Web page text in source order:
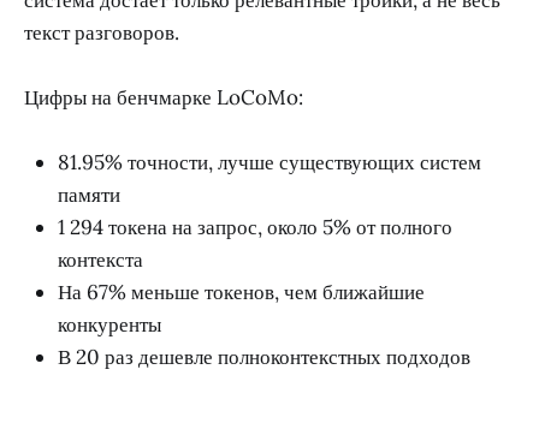
текст разговоров.
Цифры на бенчмарке LoCoMo:
81.95% точности, лучше существующих систем
памяти
1 294 токена на запрос, около 5% от полного
контекста
На 67% меньше токенов, чем ближайшие
конкуренты
В 20 раз дешевле полноконтекстных подходов